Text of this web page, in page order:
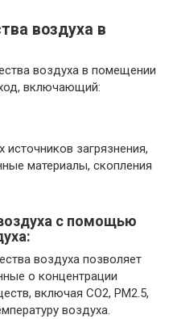
воздуха в
воздуха в помещении
включающий:
загрязнения,
материалы, скопления
с помощью
воздуха позволяет
о концентрации
включая СО2, PM2.5,
воздуха.